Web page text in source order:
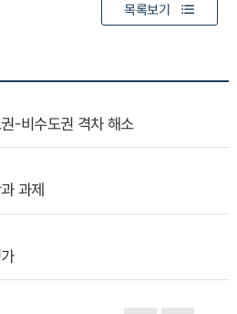
목록보기
-비수도권 격차 해소
과제